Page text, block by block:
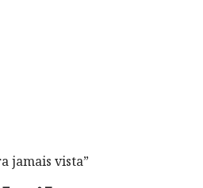
jamais vista”